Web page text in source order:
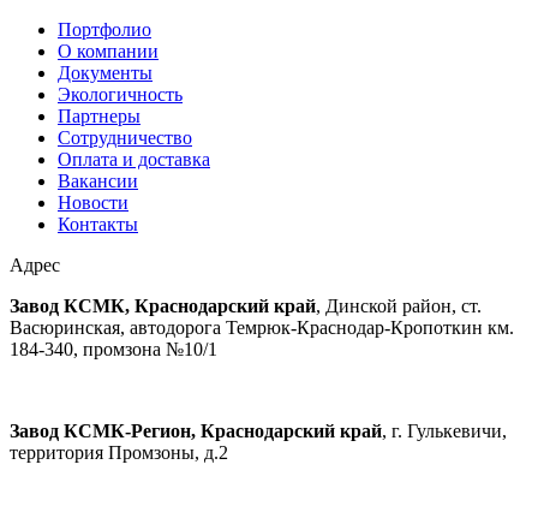
Портфолио
О компании
Документы
Экологичность
Партнеры
Сотрудничество
Оплата и доставка
Вакансии
Новости
Контакты
Адрес
Завод КСМК, Краснодарский край, Динской район, ст.
Васюринская, автодорога Темрюк-Краснодар-Кропоткин км.
184-340, промзона №10/1
Завод КСМК-Регион, Краснодарский край, г. Гулькевичи,
территория Промзоны, д.2